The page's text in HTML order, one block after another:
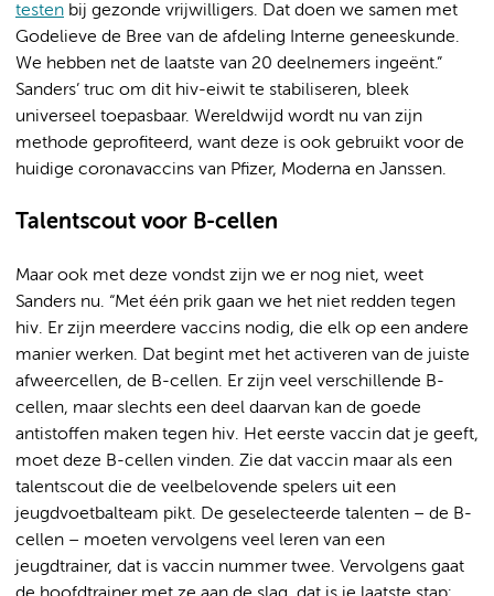
testen bij gezonde vrijwilligers. Dat doen we samen met
Godelieve de Bree van de afdeling Interne geneeskunde.
We hebben net de laatste van 20 deelnemers ingeënt.”
Sanders’ truc om dit hiv-eiwit te stabiliseren, bleek
universeel toepasbaar. Wereldwijd wordt nu van zijn
methode geprofiteerd, want deze is ook gebruikt voor de
huidige coronavaccins van Pfizer, Moderna en Janssen.
Talentscout voor B-cellen
Maar ook met deze vondst zijn we er nog niet, weet
Sanders nu. “Met één prik gaan we het niet redden tegen
hiv. Er zijn meerdere vaccins nodig, die elk op een andere
manier werken. Dat begint met het activeren van de juiste
afweercellen, de B-cellen. Er zijn veel verschillende B-
cellen, maar slechts een deel daarvan kan de goede
antistoffen maken tegen hiv. Het eerste vaccin dat je geeft,
moet deze B-cellen vinden. Zie dat vaccin maar als een
talentscout die de veelbelovende spelers uit een
jeugdvoetbalteam pikt. De geselecteerde talenten – de B-
cellen – moeten vervolgens veel leren van een
jeugdtrainer, dat is vaccin nummer twee. Vervolgens gaat